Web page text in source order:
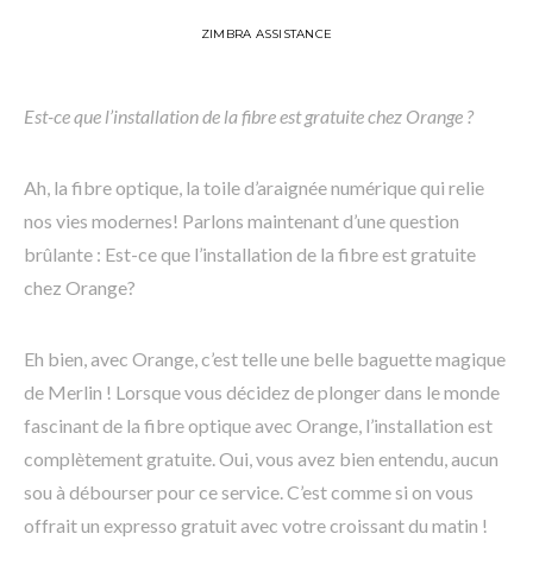
ZIMBRA ASSISTANCE
Est-ce que l’installation de la fibre est gratuite chez Orange ?
Ah, la fibre optique, la toile d’araignée numérique qui relie
nos vies modernes! Parlons maintenant d’une question
brûlante : Est-ce que l’installation de la fibre est gratuite
chez Orange?
Eh bien, avec Orange, c’est telle une belle baguette magique
de Merlin ! Lorsque vous décidez de plonger dans le monde
fascinant de la fibre optique avec Orange, l’installation est
complètement gratuite. Oui, vous avez bien entendu, aucun
sou à débourser pour ce service. C’est comme si on vous
offrait un expresso gratuit avec votre croissant du matin !